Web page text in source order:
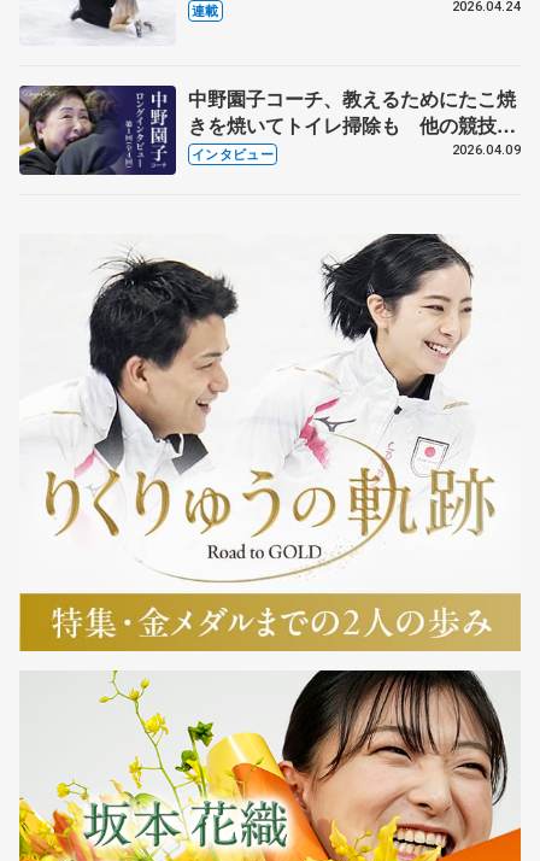
【引退発表後②】
連載 2026.04.24
中野園子コーチ、教えるためにたこ焼
きを焼いてトイレ掃除も 他の競技に
も通用するという坂本花織の筋肉
インタビュー 2026.04.09